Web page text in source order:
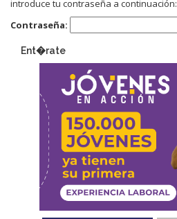
introduce tu contraseña a continuación:
Contraseña:
Ent�rate